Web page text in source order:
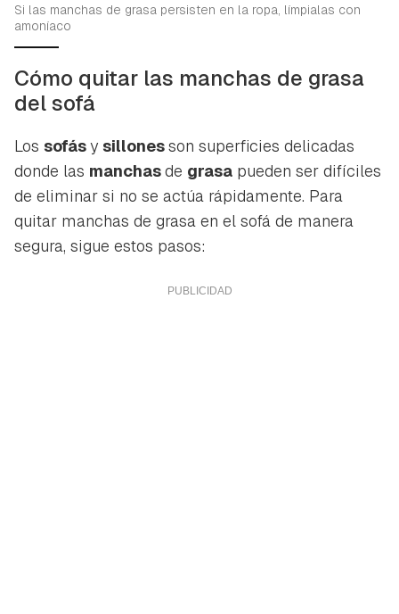
INICIAR SESIÓN
Si las manchas de grasa persisten en la ropa, límpialas con
amoníaco
Cómo quitar las manchas de grasa
del sofá
Los sofásy sillonesson superficies delicadas
donde las manchasde grasa pueden ser difíciles
de eliminar si no se actúa rápidamente. Para
quitar manchas de grasa en el sofá de manera
segura, sigue estos pasos: